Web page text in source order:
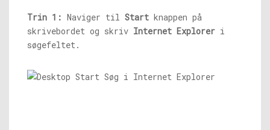
Trin 1: Naviger til Start knappen på
skrivebordet og skriv Internet Explorer i
søgefeltet.